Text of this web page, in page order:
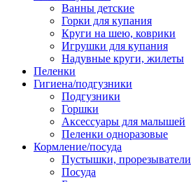
Ванны детские
Горки для купания
Круги на шею, коврики
Игрушки для купания
Надувные круги, жилеты
Пеленки
Гигиена/подгузники
Подгузники
Горшки
Аксессуары для малышей
Пеленки одноразовые
Кормление/посуда
Пустышки, прорезыватели
Посуда